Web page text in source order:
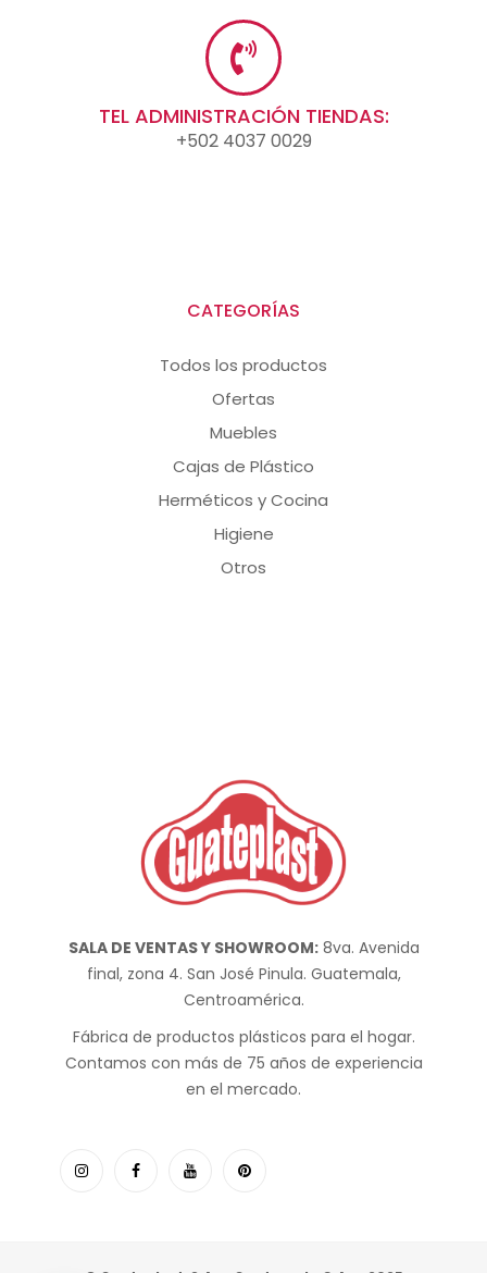
TEL ADMINISTRACIÓN TIENDAS:
+502 4037 0029
CATEGORÍAS
Todos los productos
Ofertas
Muebles
Cajas de Plástico
Herméticos y Cocina
Higiene
Otros
SALA DE VENTAS Y SHOWROOM:8va. Avenida
final, zona 4. San José Pinula. Guatemala,
Centroamérica.
Fábrica de productos plásticos para el hogar.
Contamos con más de 75 años de experiencia
en el mercado.